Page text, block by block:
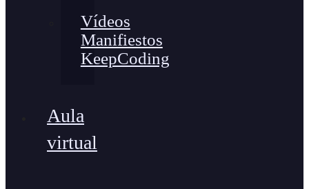
Vídeos
Manifiestos
KeepCoding
Aula
virtual